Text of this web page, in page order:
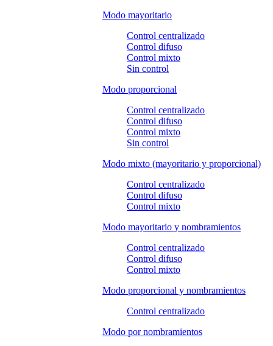
Modo mayoritario
Control centralizado
Control difuso
Control mixto
Sin control
Modo proporcional
Control centralizado
Control difuso
Control mixto
Sin control
Modo mixto (mayoritario y proporcional)
Control centralizado
Control difuso
Control mixto
Modo mayoritario y nombramientos
Control centralizado
Control difuso
Control mixto
Modo proporcional y nombramientos
Control centralizado
Modo por nombramientos